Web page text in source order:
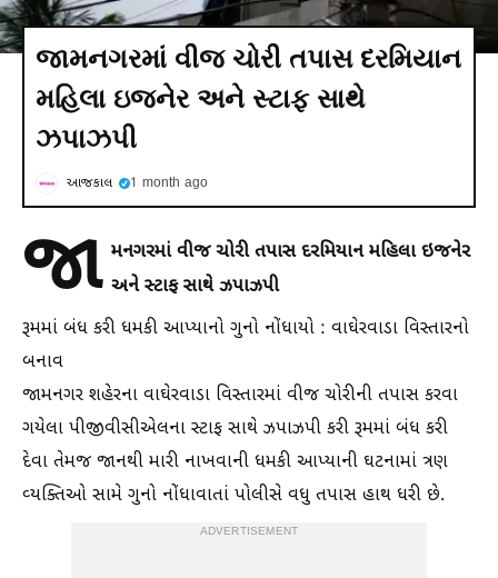
જામનગરમાં વીજ ચોરી તપાસ દરમિયાન
મહિલા ઇજનેર અને સ્ટાફ સાથે
ઝપાઝપી
આજકાલ 1 month ago
જા મનગરમાં વીજ ચોરી તપાસ દરમિયાન મહિલા ઇજનેર
અને સ્ટાફ સાથે ઝપાઝપી
રૂમમાં બંધ કરી ધમકી આપ્યાનો ગુનો નોંધાયો : વાઘેરવાડા વિસ્તારનો
બનાવ
જામનગર શહેરના વાઘેરવાડા વિસ્તારમાં વીજ ચોરીની તપાસ કરવા
ગયેલા પીજીવીસીએલના સ્ટાફ સાથે ઝપાઝપી કરી રૂમમાં બંધ કરી
દેવા તેમજ જાનથી મારી નાખવાની ધમકી આપ્યાની ઘટનામાં ત્રણ
વ્યક્તિઓ સામે ગુનો નોંધાવાતાં પોલીસે વધુ તપાસ હાથ ધરી છે.
ADVERTISEMENT